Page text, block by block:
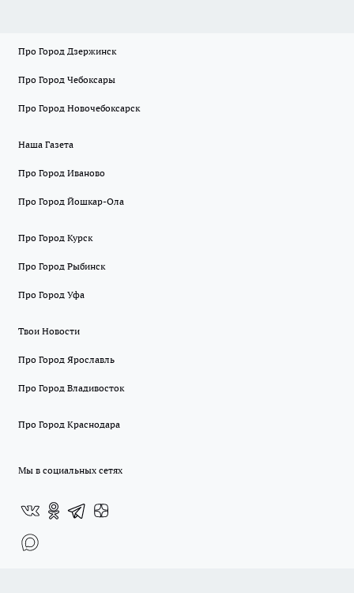
Про Город Дзержинск
Про Город Чебоксары
Про Город Новочебоксарск
Наша Газета
Про Город Иваново
Про Город Йошкар-Ола
Про Город Курск
Про Город Рыбинск
Про Город Уфа
Твои Новости
Про Город Ярославль
Про Город Владивосток
Про Город Краснодара
Мы в социальных сетях